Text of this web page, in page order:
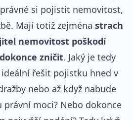
si pojistit nemovitost,
Mají totiž zejména strach
nemovitost poškodí
zničit. Jaký je tedy
ideální řešit pojistku hned v
nebo až když nabude
právní moci? Nebo dokonce